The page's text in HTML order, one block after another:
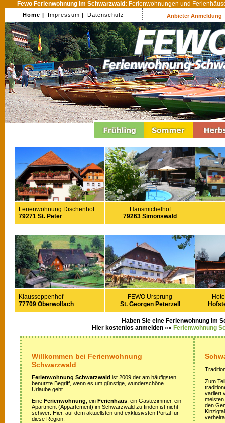
Fewo Ferienwohnung im Schwarzwald: Ferienwohnungen und
Home | Impressum | Datenschutz Anbieter Anmeldung
Ferienwohnung Dischenhof
79271 St. Peter
Hansmichelhof
79263 Simonswald
Klausseppenhof
77709 Oberwolfach
FEWO Ursprung
St. Georgen Peterzell
Haben Sie eine Ferienwohnung im
Hier kostenlos anmelden »» Ferienwohnung
Willkommen bei Ferienwohnung
Schwarzwald
Ferienwohnung Schwarzwald ist 2009 der am häufigsten
benutzte Begriff, wenn es um günstige, wunderschöne
Urlaube geht.
Eine Ferienwohnung , ein Ferienhaus , ein Gästezimmer, ein
Apartment (Appartement) im Schwarzwald zu finden ist nicht
schwer: Hier, auf dem aktuellsten und exklusivsten Portal für
diese Region:
Zum
variiert
den